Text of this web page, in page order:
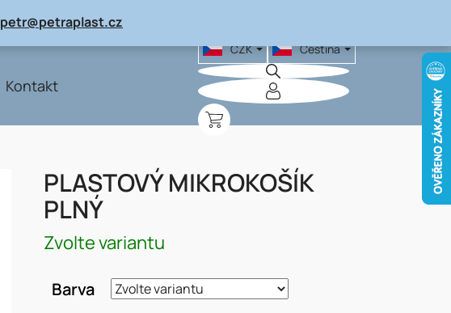
petr@petraplast.cz
Kontakt
CZK Čeština
NÁKUPNÍ
PLASTOVÝ MIKROKOŠÍK
PLNÝ
Zvolte variantu
Barva